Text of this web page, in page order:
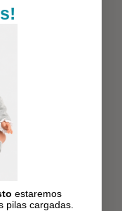
estaremos
pilas cargadas.